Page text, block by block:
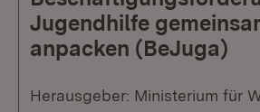
Jugendhilfe
anpacken (BeJuga)
Herausgeber: Ministerium für